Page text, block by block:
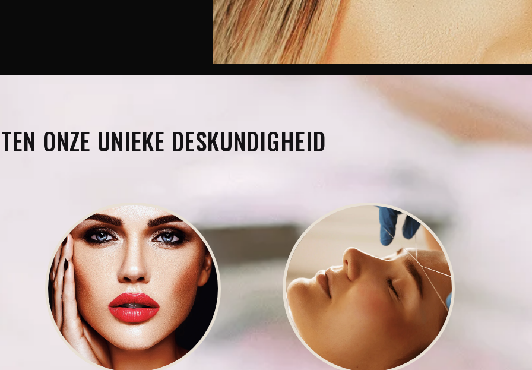
ONZE UNIEKE DESKUNDIGHEID